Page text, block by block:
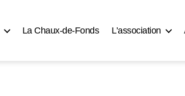
La Chaux-de-Fonds L’association